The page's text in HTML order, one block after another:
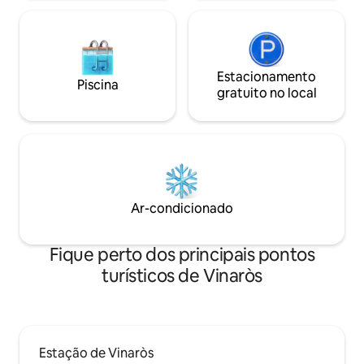
Piscina
Estacionamento
gratuito no local
Ar-condicionado
Fique perto dos principais pontos
turísticos de Vinaròs
Estação de Vinaròs